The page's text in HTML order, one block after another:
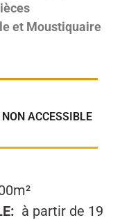
et Moustiquaire
ACCESSIBLE
à partir de 19